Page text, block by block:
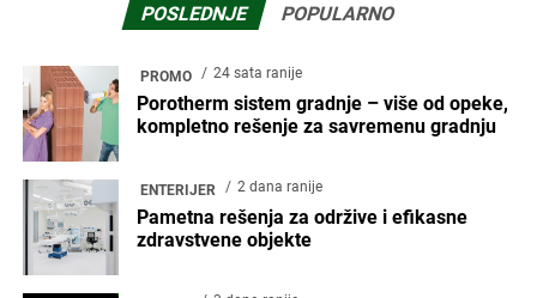
POSLEDNJE POPULARNO
PROMO 24 sata ranije
Porotherm sistem gradnje – više od opeke,
kompletno rešenje za savremenu gradnju
ENTERIJER 2 dana ranije
Pametna rešenja za održive i efikasne
zdravstvene objekte